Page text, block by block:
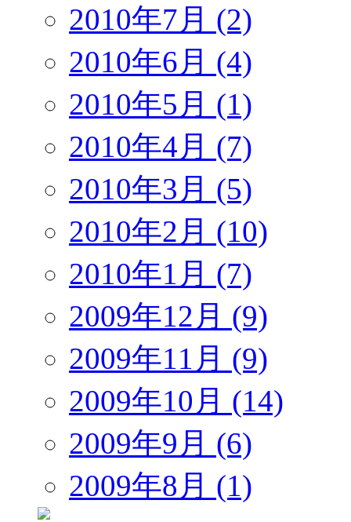
2010年7月 (2)
2010年6月 (4)
2010年5月 (1)
2010年4月 (7)
2010年3月 (5)
2010年2月 (10)
2010年1月 (7)
2009年12月 (9)
2009年11月 (9)
2009年10月 (14)
2009年9月 (6)
2009年8月 (1)